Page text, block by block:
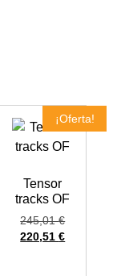
¡Oferta!
Tensor
tracks OF
245,01€
220,51€